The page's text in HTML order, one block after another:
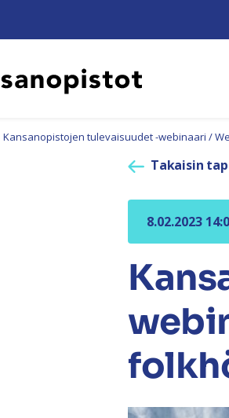
Kansanopistojen tulevaisuudet -webinaari /
Takaisin
8.02.2023